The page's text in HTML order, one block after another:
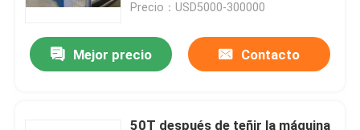
Precio：USD5000-300000
Mejor precio Contacto
50T después de teñir la máquina